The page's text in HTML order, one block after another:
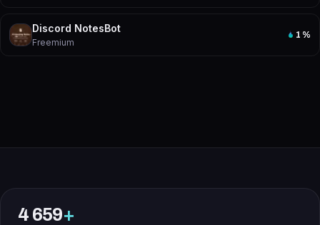
Discord NotesBot
Freemium
1 %
4 659+